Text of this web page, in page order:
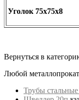
Уголок 75х75х8
Вернуться в
Любой
Трубы